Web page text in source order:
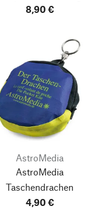
8,90 €
AstroMedia
AstroMedia
Taschendrachen
4,90 €